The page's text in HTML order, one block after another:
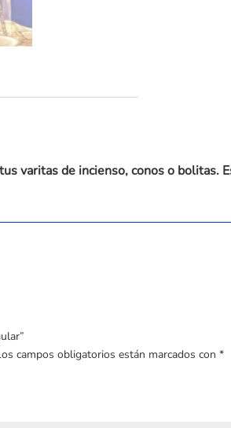
varitas de incienso, conos o bolitas.
campos obligatorios están marcados con*